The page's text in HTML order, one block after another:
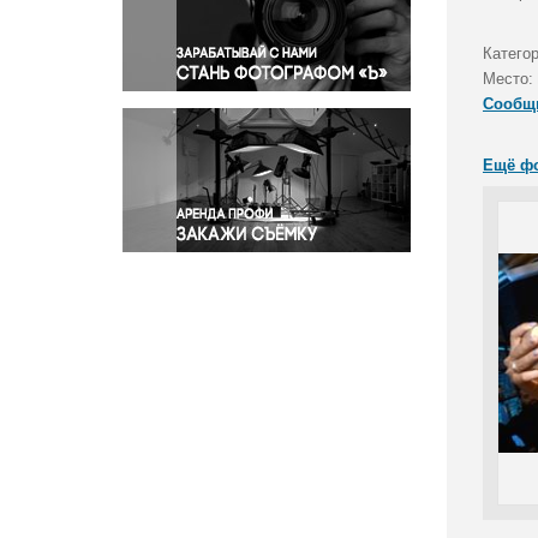
Правосудие
Происшествия и конфликты
Религия
Светская жизнь
Спорт
Экология
Экономика и бизнес
Место:
Ещё